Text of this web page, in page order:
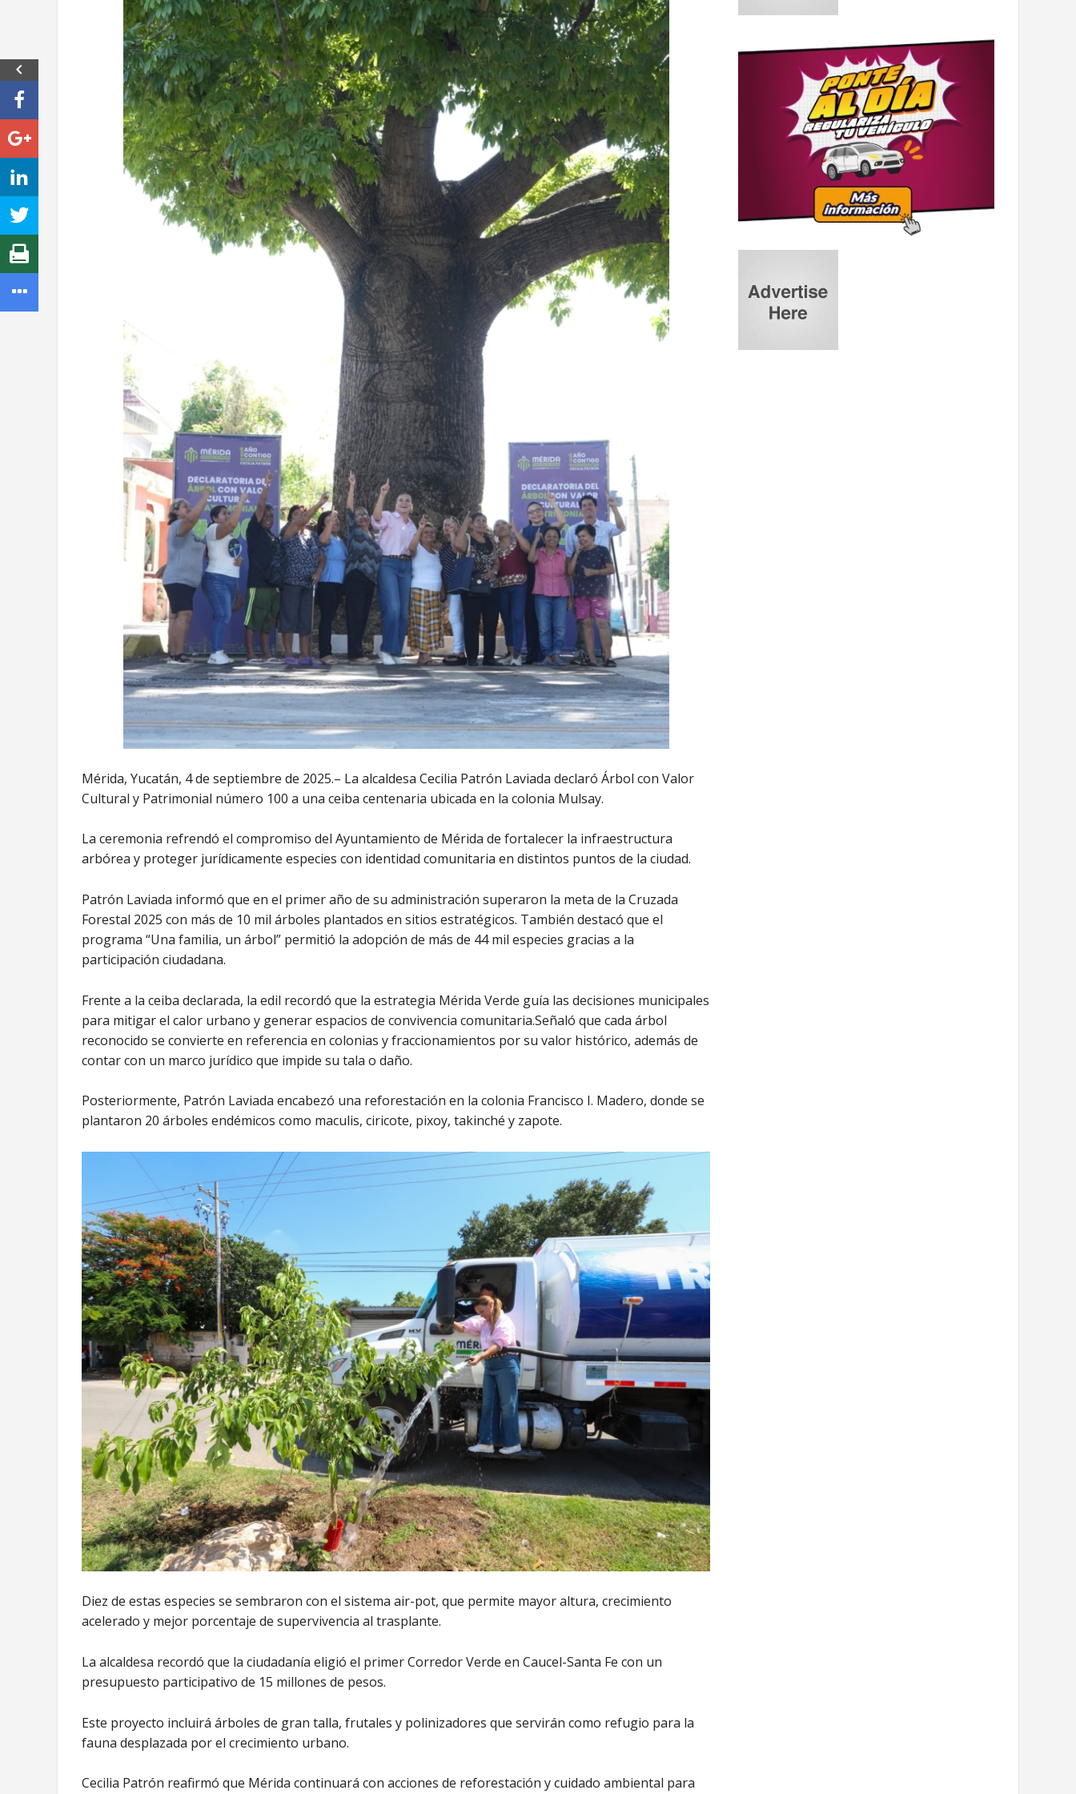
Mérida, Yucatán, 4 de septiembre de 2025.– La alcaldesa Cecilia Patrón Laviada declaró Árbol con Valor
Cultural y Patrimonial número 100 a una ceiba centenaria ubicada en la colonia Mulsay.
La ceremonia refrendó el compromiso del Ayuntamiento de Mérida de fortalecer la infraestructura
arbórea y proteger jurídicamente especies con identidad comunitaria en distintos puntos de la ciudad.
Patrón Laviada informó que en el primer año de su administración superaron la meta de la Cruzada
Forestal 2025 con más de 10 mil árboles plantados en sitios estratégicos. También destacó que el
programa “Una familia, un árbol” permitió la adopción de más de 44 mil especies gracias a la
participación ciudadana.
Frente a la ceiba declarada, la edil recordó que la estrategia Mérida Verde guía las decisiones municipales
para mitigar el calor urbano y generar espacios de convivencia comunitaria.Señaló que cada árbol
reconocido se convierte en referencia en colonias y fraccionamientos por su valor histórico, además de
contar con un marco jurídico que impide su tala o daño.
Posteriormente, Patrón Laviada encabezó una reforestación en la colonia Francisco I. Madero, donde se
plantaron 20 árboles endémicos como maculis, ciricote, pixoy, takinché y zapote.
Diez de estas especies se sembraron con el sistema air-pot, que permite mayor altura, crecimiento
acelerado y mejor porcentaje de supervivencia al trasplante.
La alcaldesa recordó que la ciudadanía eligió el primer Corredor Verde en Caucel-Santa Fe con un
presupuesto participativo de 15 millones de pesos.
Este proyecto incluirá árboles de gran talla, frutales y polinizadores que servirán como refugio para la
fauna desplazada por el crecimiento urbano.
Cecilia Patrón reafirmó que Mérida continuará con acciones de reforestación y cuidado ambiental para